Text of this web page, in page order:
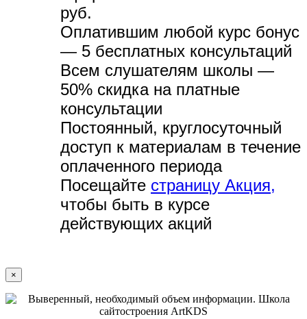
руб.
Оплатившим любой курс бонус
— 5 бесплатных консультаций
Всем слушателям школы —
50% скидка на платные
консультации
Постоянный, круглосуточный
доступ к материалам в течение
оплаченного периода
Посещайте страницу Акция,
чтобы быть в курсе
действующих акций
×